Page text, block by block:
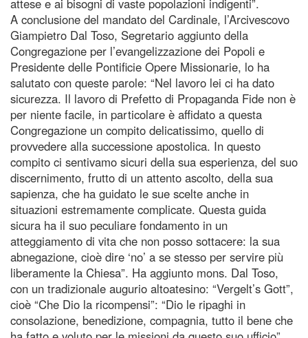
attese e ai bisogni di vaste popolazioni indigenti”.
A conclusione del mandato del Cardinale, l’Arcivescovo
Giampietro Dal Toso, Segretario aggiunto della
Congregazione per l’evangelizzazione dei Popoli e
Presidente delle Pontificie Opere Missionarie, lo ha
salutato con queste parole: “Nel lavoro lei ci ha dato
sicurezza. Il lavoro di Prefetto di Propaganda Fide non è
per niente facile, in particolare è affidato a questa
Congregazione un compito delicatissimo, quello di
provvedere alla successione apostolica. In questo
compito ci sentivamo sicuri della sua esperienza, del suo
discernimento, frutto di un attento ascolto, della sua
sapienza, che ha guidato le sue scelte anche in
situazioni estremamente complicate. Questa guida
sicura ha il suo peculiare fondamento in un
atteggiamento di vita che non posso sottacere: la sua
abnegazione, cioè dire ‘no’ a se stesso per servire più
liberamente la Chiesa”. Ha aggiunto mons. Dal Toso,
con un tradizionale augurio altoatesino: “Vergelt’s Gott”,
cioè “Che Dio la ricompensi”: “Dio le ripaghi in
consolazione, benedizione, compagnia, tutto il bene che